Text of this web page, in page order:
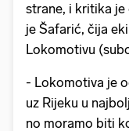
strane, i kritika
je Šafarić, čija
Lokomotivu
- Lokomotiva je
uz Rijeku u
no moramo biti